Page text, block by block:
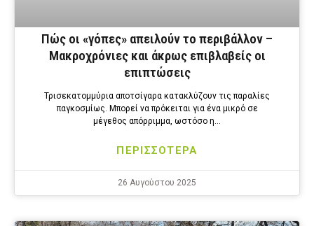
Πώς οι «γόπες» απειλούν το περιβάλλον –
Μακροχρόνιες και άκρως επιβλαβείς οι
επιπτώσεις
Τρισεκατομμύρια αποτσίγαρα κατακλύζουν τις παραλίες
παγκοσμίως. Μπορεί να πρόκειται για ένα μικρό σε
μέγεθος απόρριμμα, ωστόσο η…
ΠΕΡΙΣΣΟΤΕΡΑ
26 Αυγούστου 2025